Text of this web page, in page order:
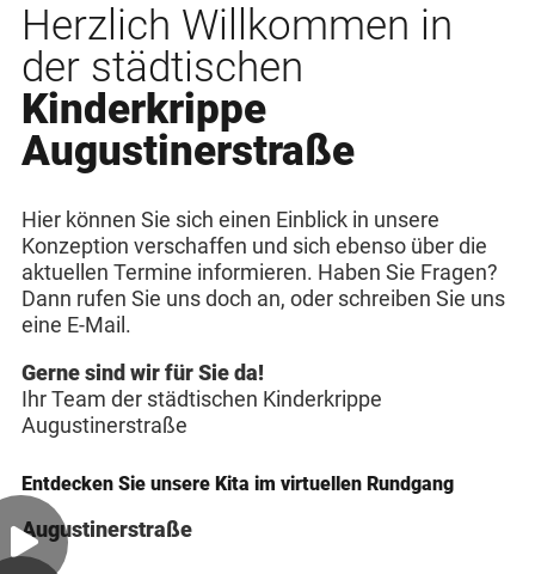
Herzlich Willkommen in
der städtischen
Kinderkrippe
Augustinerstraße
Hier können Sie sich einen Einblick in unsere
Konzeption verschaffen und sich ebenso über die
aktuellen Termine informieren. Haben Sie Fragen?
Dann rufen Sie uns doch an, oder schreiben Sie uns
eine E-Mail.
Gerne sind wir für Sie da!
Ihr Team der städtischen Kinderkrippe
Augustinerstraße
Entdecken Sie unsere Kita im virtuellen Rundgang
Augustinerstraße